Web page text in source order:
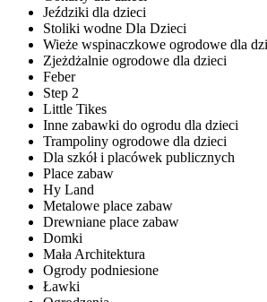
Jeździki dla dzieci
Stoliki wodne Dla Dzieci
Wieże wspinaczkowe ogrodowe dla
Zjeżdżalnie ogrodowe dla dzieci
Feber
Step 2
Little Tikes
Inne zabawki do ogrodu dla dzieci
Trampoliny ogrodowe dla dzieci
Dla szkół i placówek publicznych
Place zabaw
Hy Land
Metalowe place zabaw
Drewniane place zabaw
Domki
Mała Architektura
Ogrody podniesione
Ławki